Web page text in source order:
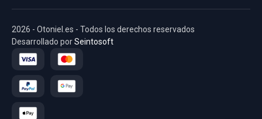
2026 - Otoniel.es - Todos los derechos reservados
Desarrollado porSeintosoft